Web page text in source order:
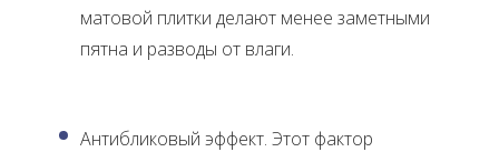
матовой плитки делают менее заметными
пятна и разводы от влаги.
Антибликовый эффект. Этот фактор